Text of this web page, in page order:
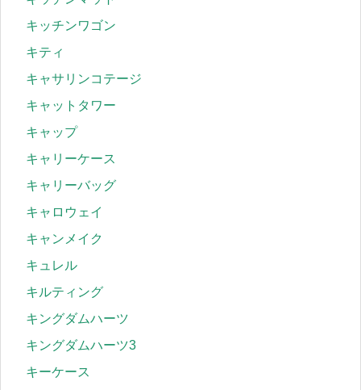
キッチンワゴン
キティ
キャサリンコテージ
キャットタワー
キャップ
キャリーケース
キャリーバッグ
キャロウェイ
キャンメイク
キュレル
キルティング
キングダムハーツ
キングダムハーツ3
キーケース